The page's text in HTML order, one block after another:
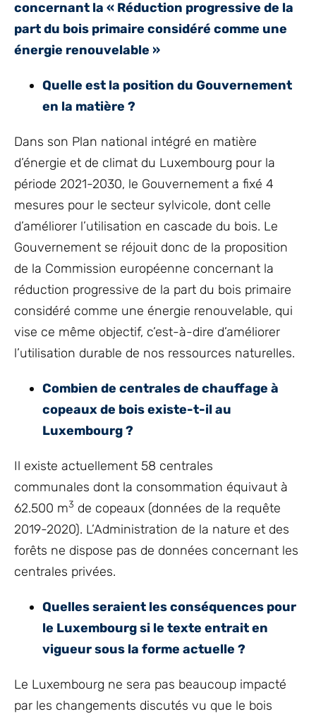
concernant la « Réduction progressive de la
part du bois primaire considéré comme une
énergie renouvelable »
Quelle est la position du Gouvernement
en la matière ?
Dans son Plan national intégré en matière
d’énergie et de climat du Luxembourg pour la
période 2021-2030, le Gouvernement a fixé 4
mesures pour le secteur sylvicole, dont celle
d’améliorer l’utilisation en cascade du bois. Le
Gouvernement se réjouit donc de la proposition
de la Commission européenne concernant la
réduction progressive de la part du bois primaire
considéré comme une énergie renouvelable, qui
vise ce même objectif, c’est-à-dire d’améliorer
l’utilisation durable de nos ressources naturelles.
Combien de centrales de chauffage à
copeaux de bois existe-t-il au
Luxembourg ?
Il existe actuellement 58 centrales
communales dont la consommation équivaut à
62.500 m3 de copeaux (données de la requête
2019-2020). L’Administration de la nature et des
forêts ne dispose pas de données concernant les
centrales privées.
Quelles seraient les conséquences pour
le Luxembourg si le texte entrait en
vigueur sous la forme actuelle ?
Le Luxembourg ne sera pas beaucoup impacté
par les changements discutés vu que le bois